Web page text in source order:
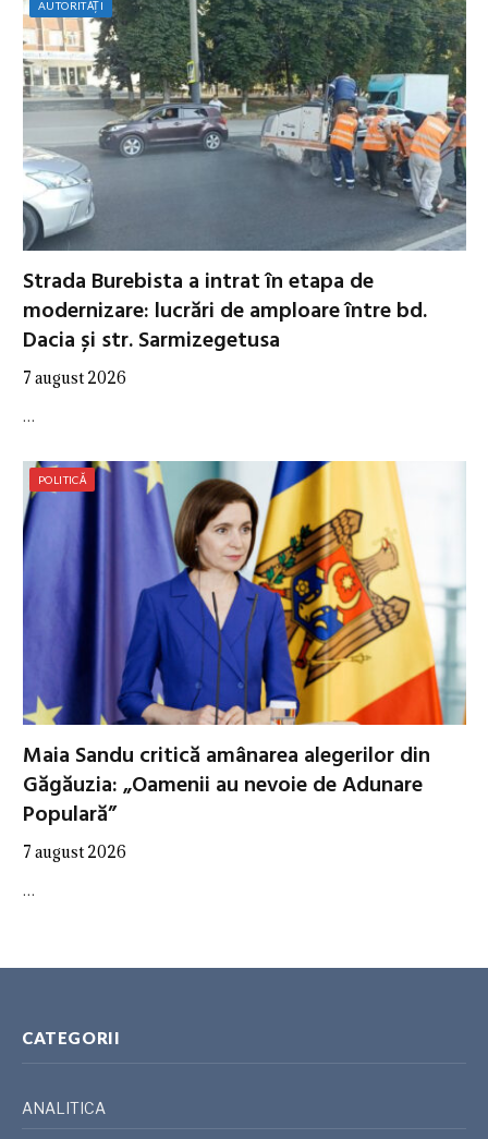
AUTORITĂȚI
Strada Burebista a intrat în etapa de
modernizare: lucrări de amploare între bd.
Dacia și str. Sarmizegetusa
7 august 2026
…
POLITICĂ
Maia Sandu critică amânarea alegerilor din
Găgăuzia: „Oamenii au nevoie de Adunare
Populară”
7 august 2026
…
CATEGORII
ANALITICA